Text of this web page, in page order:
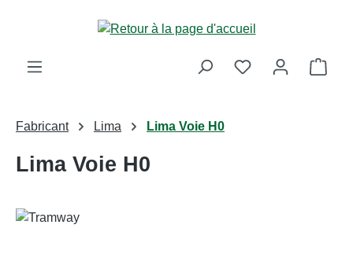
Passer au contenu principal
Le
Fabricant Lima Lima Voie H0
Lima Voie H0